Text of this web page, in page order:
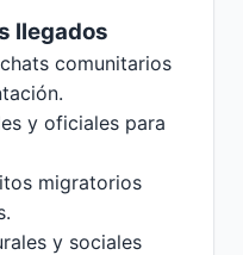
llegados
comunitarios
y oficiales para
migratorios
y sociales